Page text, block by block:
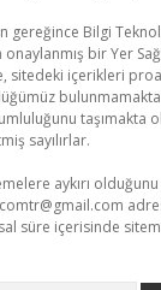
gereğince Bilgi
bir Yer
sitedeki içerikleri
taşımakta
sayılırlar.
aykırı
süre içerisinde